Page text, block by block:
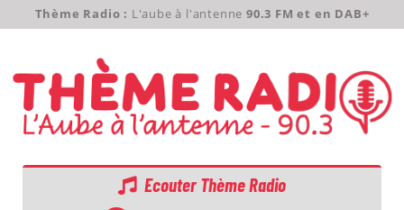
Thème Radio : L'aube à l'antenne 90.3 FM et en DAB+
Ecouter Thème Radio